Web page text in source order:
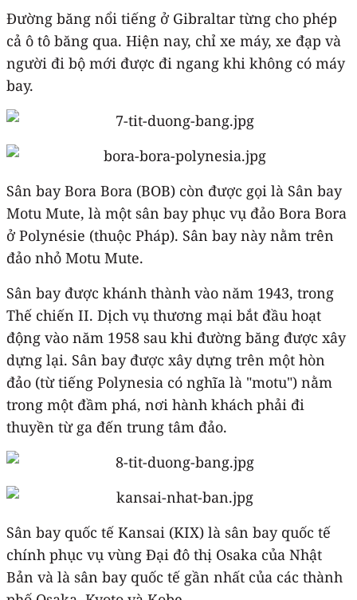
Đường băng nổi tiếng ở Gibraltar từng cho phép
cả ô tô băng qua. Hiện nay, chỉ xe máy, xe đạp và
người đi bộ mới được đi ngang khi không có máy
bay.
Sân bay Bora Bora (BOB) còn được gọi là Sân bay
Motu Mute, là một sân bay phục vụ đảo Bora Bora
ở Polynésie (thuộc Pháp). Sân bay này nằm trên
đảo nhỏ Motu Mute.
Sân bay được khánh thành vào năm 1943, trong
Thế chiến II. Dịch vụ thương mại bắt đầu hoạt
động vào năm 1958 sau khi đường băng được xây
dựng lại. Sân bay được xây dựng trên một hòn
đảo (từ tiếng Polynesia có nghĩa là "motu") nằm
trong một đầm phá, nơi hành khách phải đi
thuyền từ ga đến trung tâm đảo.
Sân bay quốc tế Kansai (KIX) là sân bay quốc tế
chính phục vụ vùng Đại đô thị Osaka của Nhật
Bản và là sân bay quốc tế gần nhất của các thành